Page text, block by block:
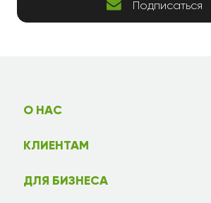
Подписаться
О НАС
КЛИЕНТАМ
ДЛЯ БИЗНЕСА